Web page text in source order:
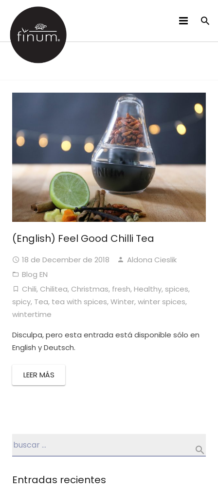
PRODUCTOS
(English) Feel Good Chilli Tea
18 de December de 2018
Aldona Cieslik
Blog EN
Chili, Chilitea, Christmas, fresh,Healthy, spices,
spicy, Tea, tea with spices,Winter,winter spices,
wintertime
Disculpa, pero esta entrada está disponible sólo en
English y Deutsch.
LEER MÁS
Entradas recientes